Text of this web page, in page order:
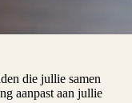
die jullie samen
aanpast aan jullie